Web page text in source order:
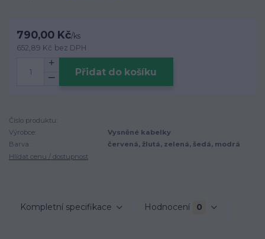
790,00 Kč/ks
652,89 Kč bez DPH
Přidat do košíku
Číslo produktu:
Výrobce:
Vysněné kabelky
Barva:
červená, žlutá, zelená, šedá, modrá
Hlídat cenu / dostupnost
Kompletní specifikace Hodnocení 0